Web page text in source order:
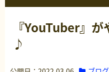
『YouTuber』
♪